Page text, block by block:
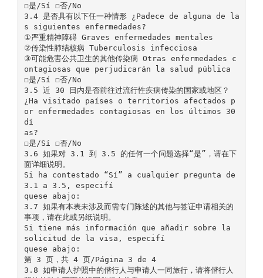
☐是/Sí ☐否/No
3.4 是否具有以下任一种情形 ¿Padece de alguna de la
s siguientes enfermedades?
①严重精神障碍 Graves enfermedades mentales
②传染性肺结核病 Tuberculosis infecciosa
③可能危害公共卫生的其他传染病 Otras enfermedades c
ontagiosas que perjudicarán la salud pública
☐是/Sí ☐否/No
3.5 近 30 日内是否前往过流行性疾病传染的国家或地区？
¿Ha visitado países o territorios afectados p
or enfermedades contagiosas en los últimos 30
dí
as?
☐是/Sí ☐否/No
3.6 如果对 3.1 到 3.5 的任何一个问题选择“是”，请在下
面详细说明。
Si ha contestado “Sí” a cualquier pregunta de
3.1 a 3.5, especifí
quese abajo:
3.7 如果有本表未涉及而需专门陈述的其他与签证申请相关的
事项，请在此或另纸说明。
Si tiene más información que añadir sobre la
solicitud de la visa, especifí
quese abajo:
第 3 页，共 4 页/Página 3 de 4
3.8 如申请人护照中的偕行人与申请人一同旅行，请将偕行人